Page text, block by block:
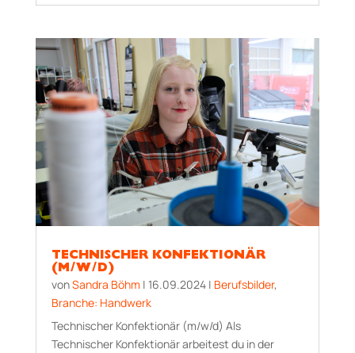
TECHNISCHER KONFEKTIONÄR
(M/W/D)
vonSandra Böhm | 16.09.2024| Berufsbilder,
Branche: Handwerk
Technischer Konfektionär (m/w/d) Als
Technischer Konfektionär arbeitest du in der